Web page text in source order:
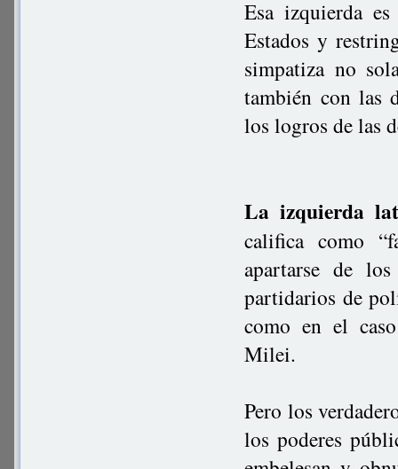
Esa izquierda
Estados y
simpatiza no
también con las
los logros de las
La izquierda
califica como
apartarse de
partidarios de
como en el
Milei.
Pero los
los poderes